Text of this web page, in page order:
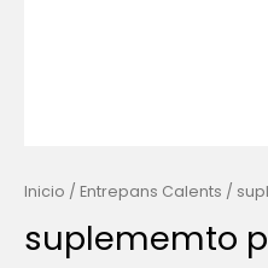
Inicio / Entrepans Calents /
suplememto